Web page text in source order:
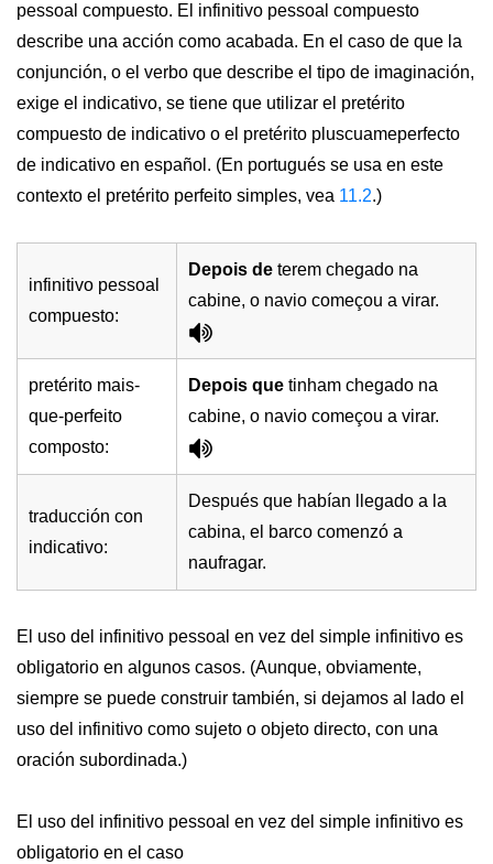
pessoal compuesto. El infinitivo pessoal compuesto
describe una acción como acabada. En el caso de que la
conjunción, o el verbo que describe el tipo de imaginación,
exige el indicativo, se tiene que utilizar el pretérito
compuesto de indicativo o el pretérito pluscuameperfecto
de indicativo en español. (En portugués se usa en este
contexto el pretérito perfeito simples, vea 11.2.)
infinitivo pessoal
compuesto:
Depois de terem chegado na
cabine, o navio começou a virar.
pretérito mais-
que-perfeito
composto:
Depois que tinham chegado na
cabine, o navio começou a virar.
traducción con
indicativo:
Después que habían llegado a la
cabina, el barco comenzó a
naufragar.
El uso del infinitivo pessoal en vez del simple infinitivo es
obligatorio en algunos casos. (Aunque, obviamente,
siempre se puede construir también, si dejamos al lado el
uso del infinitivo como sujeto o objeto directo, con una
oración subordinada.)
El uso del infinitivo pessoal en vez del simple infinitivo es
obligatorio en el caso